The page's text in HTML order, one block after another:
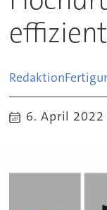
Redaktion
6. April